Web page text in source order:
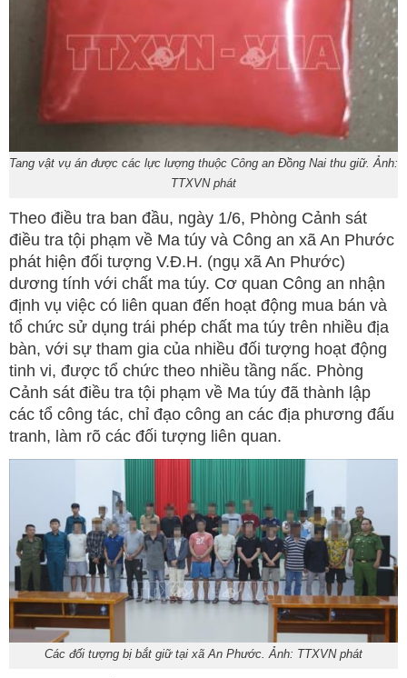
Tang vật vụ án được các lực lượng thuộc Công an Đồng Nai thu giữ. Ảnh:
TTXVN phát
Theo điều tra ban đầu, ngày 1/6, Phòng Cảnh sát
điều tra tội phạm về Ma túy và Công an xã An Phước
phát hiện đối tượng V.Đ.H. (ngụ xã An Phước)
dương tính với chất ma túy. Cơ quan Công an nhận
định vụ việc có liên quan đến hoạt động mua bán và
tổ chức sử dụng trái phép chất ma túy trên nhiều địa
bàn, với sự tham gia của nhiều đối tượng hoạt động
tinh vi, được tổ chức theo nhiều tầng nấc. Phòng
Cảnh sát điều tra tội phạm về Ma túy đã thành lập
các tổ công tác, chỉ đạo công an các địa phương đấu
tranh, làm rõ các đối tượng liên quan.
Các đối tượng bị bắt giữ tại xã An Phước. Ảnh: TTXVN phát